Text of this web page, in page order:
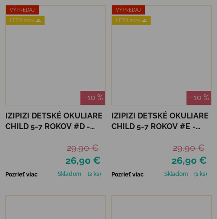
VÝPREDAJ
LETO 2026 🌊
–10 %
IZIPIZI DETSKÉ OKULIARE
CHILD 5-7 ROKOV #D -
26,90 €
29,90 €
Pozrieť viac Skladom (2 ks)
VÝPREDAJ
LETO 2026 🌊
–10 %
IZIPIZI DETSKÉ OKULIARE
CHILD 5-7 ROKOV #E -
26,90 €
29,90 €
Pozrieť viac Skladom (1 ks)